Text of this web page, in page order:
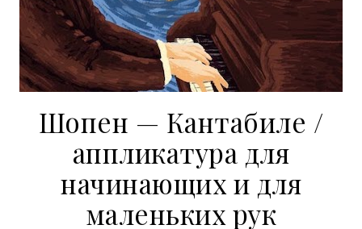
Шопен — Кантабиле /
аппликатура для
начинающих и для
маленьких рук